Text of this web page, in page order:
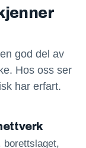
god del av
Hos oss ser
har erfart.
borettslaget,